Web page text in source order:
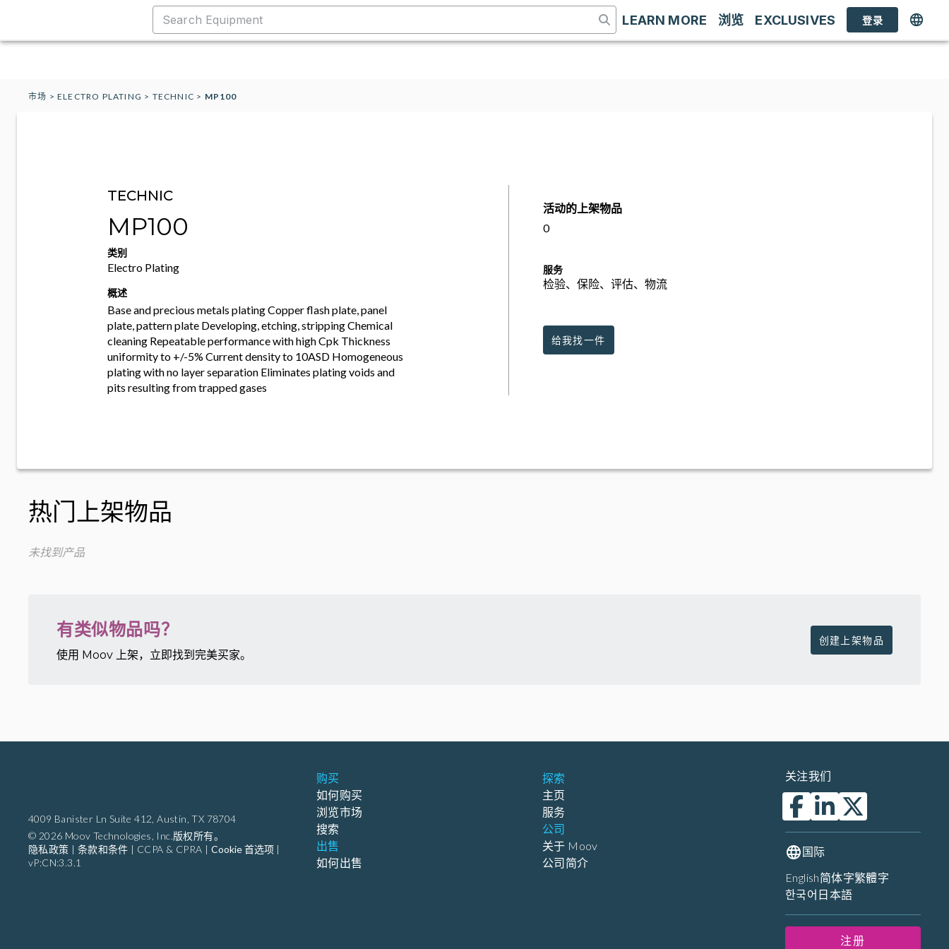
LEARN MORE 浏览 EXCLUSIVES 登录
市场 >ELECTRO PLATING > TECHNIC > MP100
TECHNIC
MP100
类别
Electro Plating
概述
Base and precious metals plating Copper flash plate, panel
plate, pattern plate Developing, etching, stripping Chemical
cleaning Repeatable performance with high Cpk Thickness
uniformity to +/-5% Current density to 10ASD Homogeneous
plating with no layer separation Eliminates plating voids and
pits resulting from trapped gases
活动的上架物品
0
服务
检验、保险、评估、物流
给我找一件
热门上架物品
未找到产品
有类似物品吗？
使用 Moov 上架，立即找到完美买家。
创建上架物品
4009 Banister Ln Suite 412, Austin, TX 78704
© 2026 Moov Technologies, Inc.版权所有。
隐私政策 | 条款和条件 | CCPA & CPRA | Cookie 首选项|
vP:CN:3.3.1
购买
如何购买
浏览市场
搜索
出售
如何出售
探索
主页
服务
公司
关于 Moov
公司简介
关注我们
国际
English简体字繁體字
한국어 日本語
注册